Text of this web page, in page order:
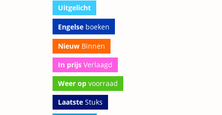
Uitgelicht
Engelse boeken
Nieuw Binnen
In prijs Verlaagd
Weer op voorraad
Laatste Stuks